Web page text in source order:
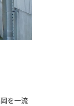
を一流